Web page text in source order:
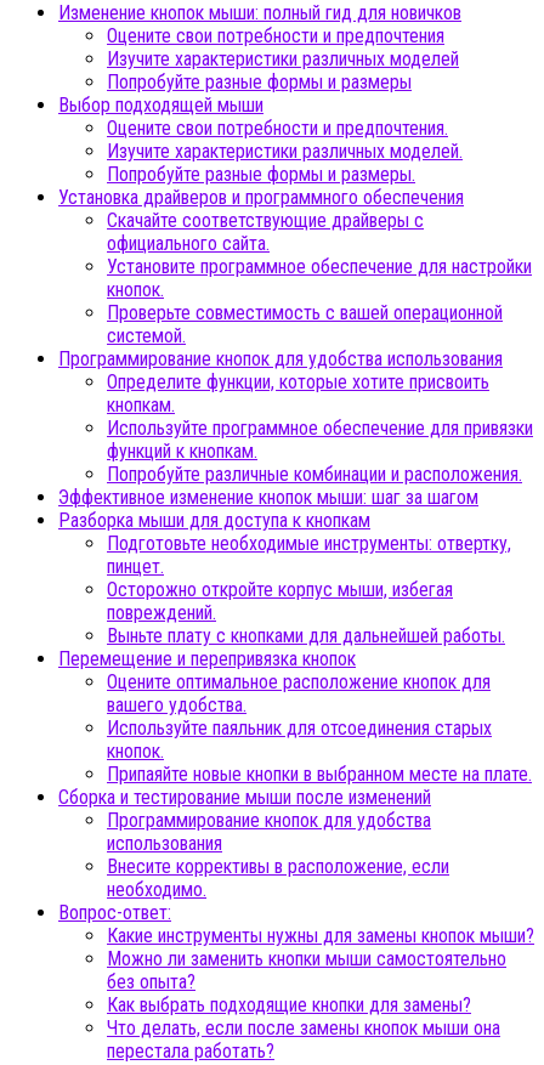
Изменение кнопок мыши: полный гид для новичков
Оцените свои потребности и предпочтения
Изучите характеристики различных моделей
Попробуйте разные формы и размеры
Выбор подходящей мыши
Оцените свои потребности и предпочтения.
Изучите характеристики различных моделей.
Попробуйте разные формы и размеры.
Установка драйверов и программного обеспечения
Скачайте соответствующие драйверы с
официального сайта.
Установите программное обеспечение для настройки
кнопок.
Проверьте совместимость с вашей операционной
системой.
Программирование кнопок для удобства использования
Определите функции, которые хотите присвоить
кнопкам.
Используйте программное обеспечение для привязки
функций к кнопкам.
Попробуйте различные комбинации и расположения.
Эффективное изменение кнопок мыши: шаг за шагом
Разборка мыши для доступа к кнопкам
Подготовьте необходимые инструменты: отвертку,
пинцет.
Осторожно откройте корпус мыши, избегая
повреждений.
Выньте плату с кнопками для дальнейшей работы.
Перемещение и перепривязка кнопок
Оцените оптимальное расположение кнопок для
вашего удобства.
Используйте паяльник для отсоединения старых
кнопок.
Припаяйте новые кнопки в выбранном месте на плате.
Сборка и тестирование мыши после изменений
Программирование кнопок для удобства
использования
Внесите коррективы в расположение, если
необходимо.
Вопрос-ответ:
Какие инструменты нужны для замены кнопок мыши?
Можно ли заменить кнопки мыши самостоятельно
без опыта?
Как выбрать подходящие кнопки для замены?
Что делать, если после замены кнопок мыши она
перестала работать?